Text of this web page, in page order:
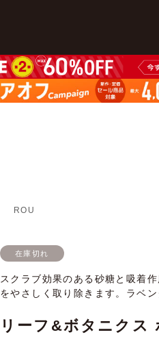
ROU
在庫切れ
スクラブ効果のある砂糖と吸着
をやさしく取り除きます。ラベ
リーフ&ボタニクス